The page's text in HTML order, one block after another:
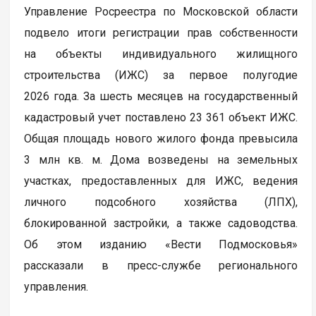
Управление Росреестра по Московской области
подвело итоги регистрации прав собственности
на объекты индивидуального жилищного
строительства (ИЖС) за первое полугодие
2026 года. За шесть месяцев на государственный
кадастровый учет поставлено 23 361 объект ИЖС.
Общая площадь нового жилого фонда превысила
3 млн кв. м. Дома возведены на земельных
участках, предоставленных для ИЖС, ведения
личного подсобного хозяйства (ЛПХ),
блокированной застройки, а также садоводства.
Об этом изданию «Вести Подмосковья»
рассказали в пресс-службе регионального
управления.